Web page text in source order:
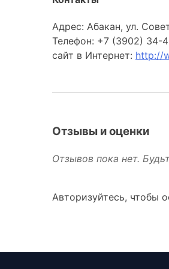
Адрес: Абакан, ул.
Телефон: +7 (3902) 34-
сайт в Интернет: http://
Отзывы и оценки
Отзывов пока нет.
Авторизуйтесь, чтобы